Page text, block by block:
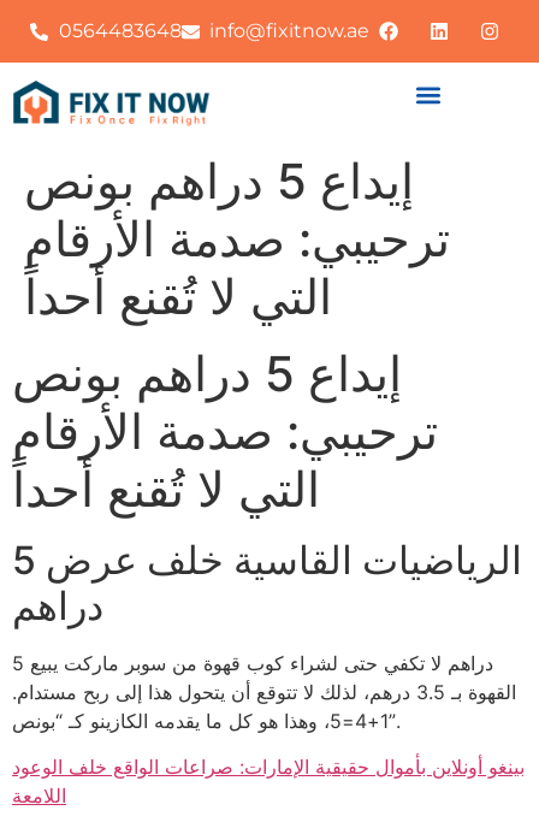
0564483648 info@fixitnow.ae
إيداع 5 دراهم بونص
ترحيبي: صدمة الأرقام
التي لا تُقنع أحداً
إيداع 5 دراهم بونص
ترحيبي: صدمة الأرقام
التي لا تُقنع أحداً
الرياضيات القاسية خلف عرض 5
دراهم
5 دراهم لا تكفي حتى لشراء كوب قهوة من سوبر ماركت يبيع
القهوة بـ 3.5 درهم، لذلك لا تتوقع أن يتحول هذا إلى ربح مستدام.
1+4=5، وهذا هو كل ما يقدمه الكازينو كـ “بونص”.
بينغو أونلاين بأموال حقيقية الإمارات: صراعات الواقع خلف الوعود
اللامعة